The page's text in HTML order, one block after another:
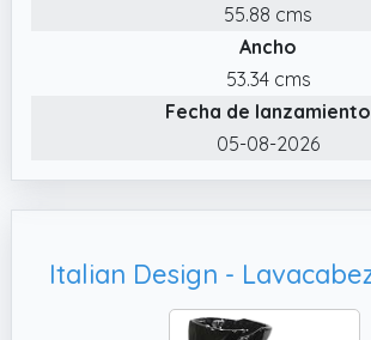
55.88 cms
Ancho
53.34 cms
Fecha de lanzamiento
05-08-2026